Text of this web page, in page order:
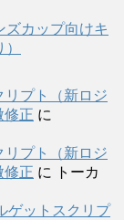
ズカップ向けキ
リプト（新ロジ
正 に
リプト（新ロジ
正 に
トーカ
ゲットスクリプ